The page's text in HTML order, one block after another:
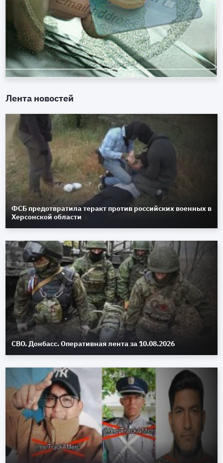
Лента новостей
ФСБ предотвратила теракт против российских военных в
Херсонской области
СВО. Донбасс. Оперативная лента за 10.08.2026